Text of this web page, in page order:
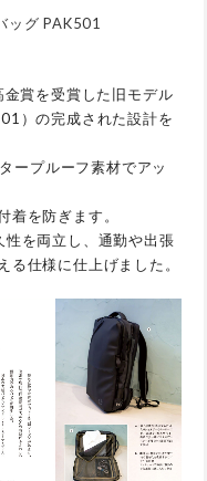
ッグ PAK501
賞を受賞した旧モデル
）の完成された設計を
ープルーフ素材でアッ
着を防ぎます。
を両立し、通勤や出張
る仕様に仕上げました。